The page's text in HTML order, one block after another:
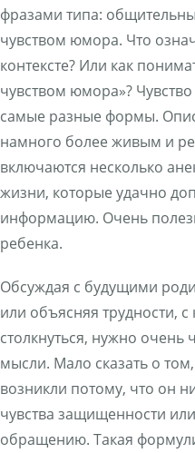
фразами типа:
чувством юмора. Что
контексте? Или как
чувством юмора»?
самые разные формы.
намного более живым и
включаются несколько
жизни, которые удачно
информацию. Очень
ребенка.
Обсуждая с будущими
или объясняя трудности,
столкнуться, нужно очень
мысли. Мало сказать о
возникли потому, что он
чувства защищенности
обращению. Такая